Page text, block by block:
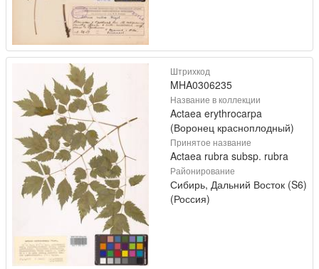
Штрихкод
MHA0306235
Название в коллекции
Actaea erythrocarpa
(Воронец красноплодный)
Принятое название
Actaea rubra subsp. rubra
Районирование
Сибирь, Дальний Восток (S6)
(Россия)